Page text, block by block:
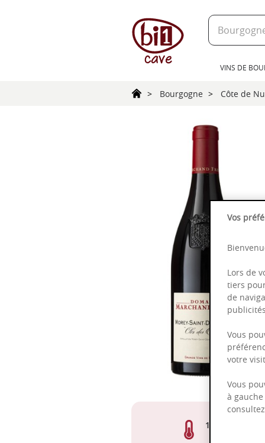
VINS DE
Bourgogne Côte de
13,50%
Vos
Lors de
tiers
de
Vous
votre
Vous
à